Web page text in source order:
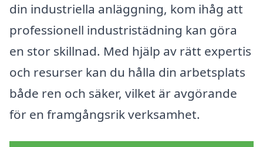
din industriella anläggning, kom ihåg att
professionell industristädning kan göra
en stor skillnad. Med hjälp av rätt expertis
och resurser kan du hålla din arbetsplats
både ren och säker, vilket är avgörande
för en framgångsrik verksamhet.